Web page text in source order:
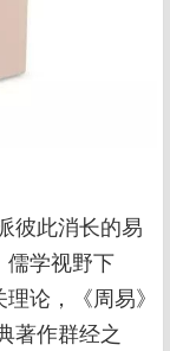
彼此消长的易
儒学视野下
论，《周易》
著作群经之